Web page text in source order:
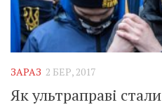
ЗАРАЗ 2 БЕР, 2017
Як ультраправі